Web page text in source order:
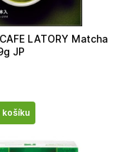
LATORY Matcha
JP